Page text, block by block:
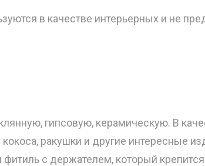
в качестве интерьерных и не
гипсовую, керамическую. В
ракушки и другие интересные
фитиль с держателем, который